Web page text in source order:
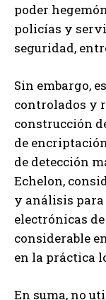
poder
policías y
seguridad,
Sin embargo,
controlados y
construcción
de
de detección
Echelon,
y análisis
electrónicas
considerable
en la práctica
En suma, no